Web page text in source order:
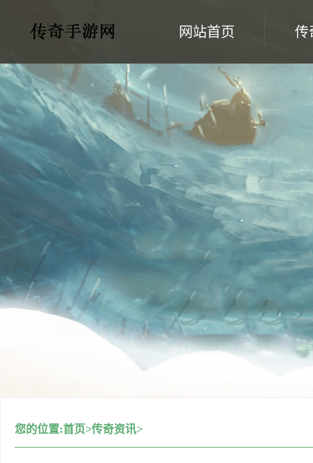
网站首页 传
您的位置:首页>传奇资讯>